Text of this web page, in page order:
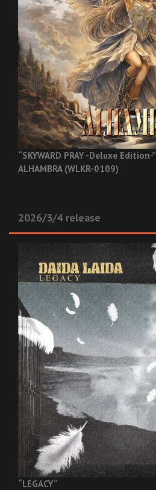
“SKYWARD PRAY -Deluxe Edition-”
ALHAMBRA (WLKR-0109)
2026/3/4 release
“LEGACY”